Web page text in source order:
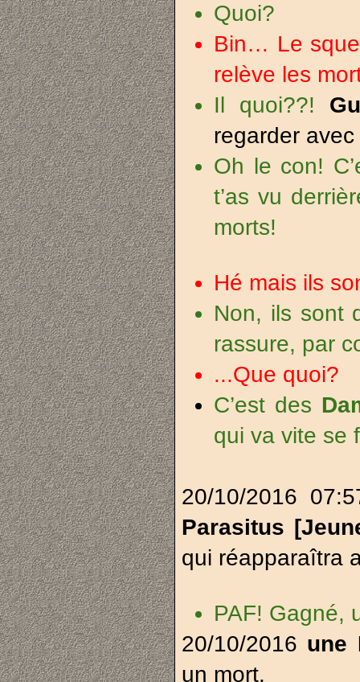
Quoi?
Bin… Le
relève les
Il quoi??!
regarder avec
Oh le con!
t’as vu
morts!
Hé mais ils
Non, ils sont
rassure, par
...Que quoi?
C’est des
qui va vite se
20/10/2016
Parasitus
qui réapparaîtra
PAF! Gagné,
20/10/2016 une
un mort.